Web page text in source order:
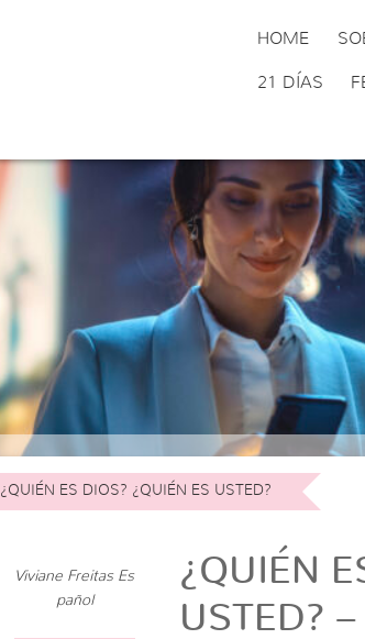
HOME
21 DÍAS
¿QUIÉN ES DIOS? ¿QUIÉN ES USTED?
Viviane Freitas Es
pañol
¿QUIÉN
USTED?